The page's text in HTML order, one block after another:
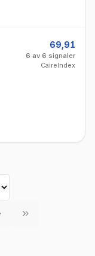
69,91
6 av 6 signaler
CaireIndex